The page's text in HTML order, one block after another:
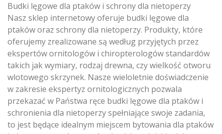
Budki lęgowe dla ptaków i schrony dla nietoperzy
Nasz sklep internetowy oferuje budki lęgowe dla
ptaków oraz schrony dla nietoperzy. Produkty, które
oferujemy zrealizowane są według przyjętych przez
ekspertów ornitologów i chiropterologów standardów
takich jak wymiary, rodzaj drewna, czy wielkość otworu
wlotowego skrzynek. Nasze wieloletnie doświadczenie
w zakresie ekspertyz ornitologicznych pozwala
przekazać w Państwa ręce budki lęgowe dla ptaków i
schronienia dla nietoperzy spełniające swoje zadania,
to jest będące idealnym miejscem bytowania dla ptaków